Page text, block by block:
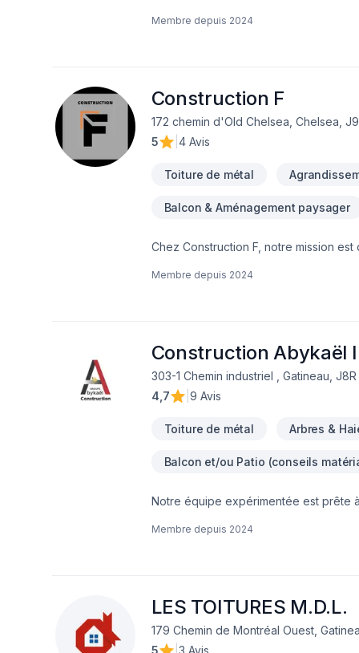
Membre depuis 2024
Construction F
172 chemin d'Old Chelsea, Chelsea,
5
4 Avis
Toiture de métal
Balcon & Aménagement paysager
Chez Construction F, notre mission
Membre depuis 2024
Construction Abykaël
303-1 Chemin industriel , Gatineau,
4,7
9 Avis
Toiture de métal Arbres &
Balcon et/ou Patio (conseils
Notre équipe expérimentée est prête
techniques, pour garantir votre
Membre depuis 2024
LES TOITURES M.D.L.
179 Chemin de Montréal Ouest,
5
3 Avis